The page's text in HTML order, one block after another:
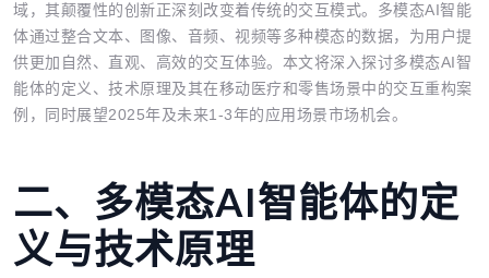
域，其颠覆性的创新正深刻改变着传统的交互模式。多模态AI智能
体通过整合文本、图像、音频、视频等多种模态的数据，为用户提
供更加自然、直观、高效的交互体验。本文将深入探讨多模态AI智
能体的定义、技术原理及其在移动医疗和零售场景中的交互重构案
例，同时展望2025年及未来1-3年的应用场景市场机会。
二、多模态AI智能体的定
义与技术原理